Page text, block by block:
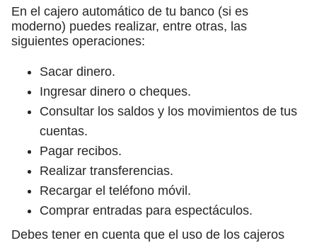
En el cajero automático de tu banco (si es
moderno) puedes realizar, entre otras, las
siguientes operaciones:
Sacar dinero.
Ingresar dinero o cheques.
Consultar los saldos y los movimientos de tus
cuentas.
Pagar recibos.
Realizar transferencias.
Recargar el teléfono móvil.
Comprar entradas para espectáculos.
Debes tener en cuenta que el uso de los cajeros